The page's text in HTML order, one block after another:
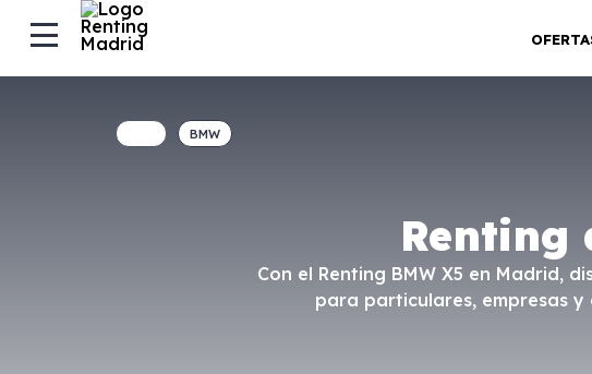
Renting
Con el Renting BMW X5 en Madrid,
para particulares, empresas
BMW